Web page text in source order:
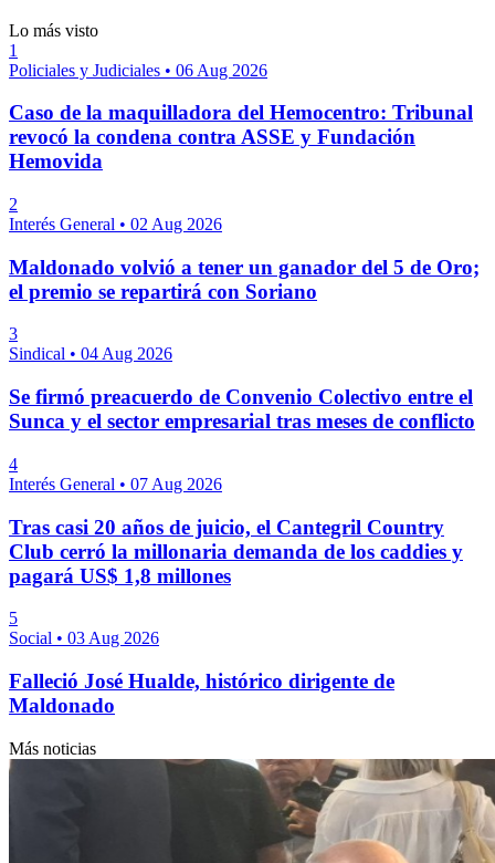
Lo más visto
1
Policiales y Judiciales • 06 Aug 2026
Caso de la maquilladora del Hemocentro: Tribunal
revocó la condena contra ASSE y Fundación
Hemovida
2
Interés General • 02 Aug 2026
Maldonado volvió a tener un ganador del 5 de Oro;
el premio se repartirá con Soriano
3
Sindical • 04 Aug 2026
Se firmó preacuerdo de Convenio Colectivo entre el
Sunca y el sector empresarial tras meses de conflicto
4
Interés General • 07 Aug 2026
Tras casi 20 años de juicio, el Cantegril Country
Club cerró la millonaria demanda de los caddies y
pagará US$ 1,8 millones
5
Social • 03 Aug 2026
Falleció José Hualde, histórico dirigente de
Maldonado
Más noticias